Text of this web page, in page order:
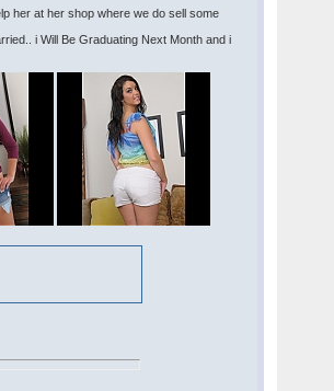
her at her shop where we do sell some
i Will Be Graduating Next Month and i